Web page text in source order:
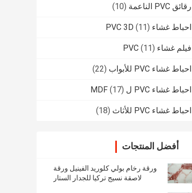
رقائق PVC الناعمة (10)
احباط غشاء PVC 3D (11)
فيلم غشاء PVC (11)
احباط غشاء PVC للأبواب (22)
احباط غشاء PVC ل MDF (17)
احباط غشاء PVC للأثاث (18)
أفضل المنتجات
ورقة رخام بولي كلوريد الفينيل ورقة
لاصقة نسيج تركيا للجدار الستار